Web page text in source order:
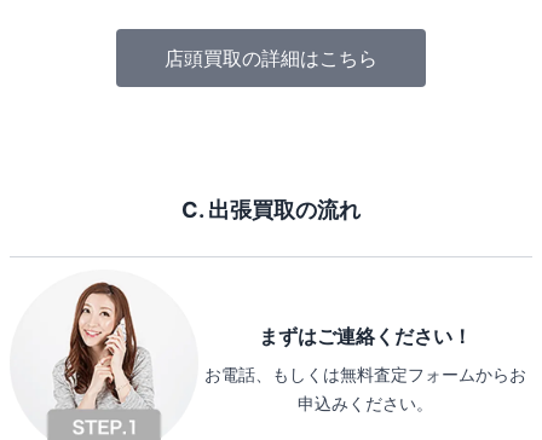
店頭買取の詳細はこちら
C. 出張買取の流れ
まずはご連絡ください！
お電話、もしくは無料査定フォームからお
申込みください。